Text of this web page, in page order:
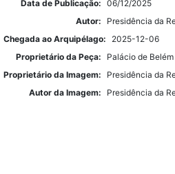
Data de Publicação: 06/12/2025
Autor:
Presidência da
Chegada ao Arquipélago:
2025-12-06
Proprietário da Peça:
Palácio de Belém
Proprietário da Imagem:
Presidência da
Autor da Imagem:
Presidência da